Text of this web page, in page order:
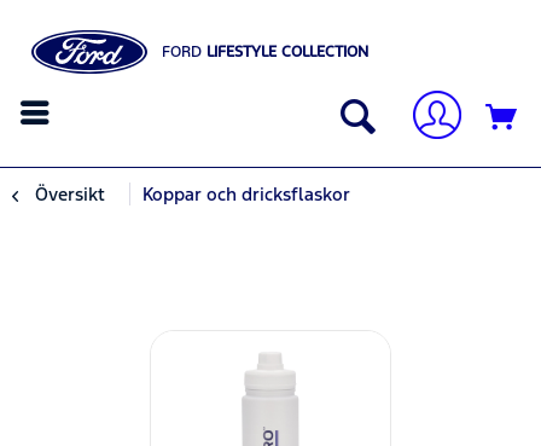
FORD LIFESTYLE COLLECTION
Översikt Koppar och dricksflaskor